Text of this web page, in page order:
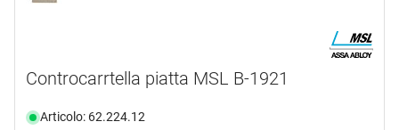
Controcarrtella piatta MSL B-1921
Articolo: 62.224.12